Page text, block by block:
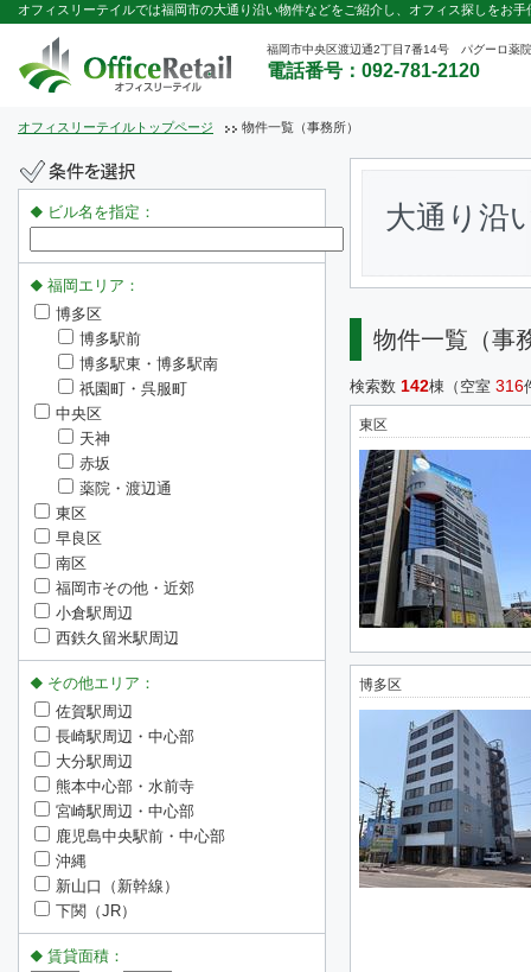
オフィスリーテイルでは福岡市の大通り沿い物件などをご紹介し、オフィス探しをお手
福岡市中央区渡辺通2丁目7番14号 パグーロ薬
電話番号：092-781-2120
オフィスリーテイルトップページ 物件一覧（事務所）
大通り沿
物件一覧（事
検索数 142棟（空室 316
東区
博多区
ビル名を指定：
福岡エリア：
博多区
博多駅前
博多駅東・博多駅南
祇園町・呉服町
中央区
天神
赤坂
薬院・渡辺通
東区
早良区
南区
福岡市その他・近郊
小倉駅周辺
西鉄久留米駅周辺
その他エリア：
佐賀駅周辺
長崎駅周辺・中心部
大分駅周辺
熊本中心部・水前寺
宮崎駅周辺・中心部
鹿児島中央駅前・中心部
沖縄
新山口（新幹線）
下関（JR）
賃貸面積：